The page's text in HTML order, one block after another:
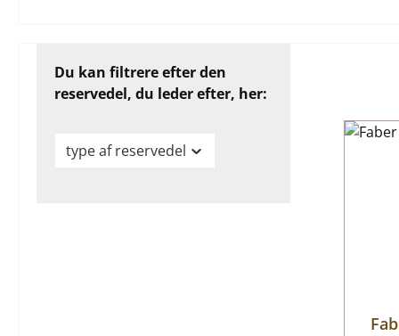
Du kan filtrere efter den
reservedel, du leder efter, her:
type af reservedel